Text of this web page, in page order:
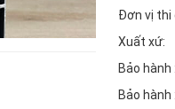
Đơn vị thi
Xuất xứ:
Bảo hành :
Bảo hành :